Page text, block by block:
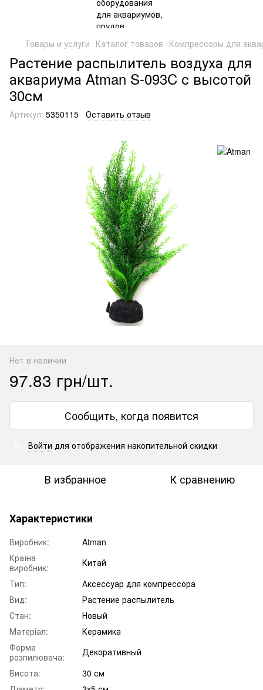
Товары и услуги Каталог товаров Компрессоры для
Растение распылитель воздуха для
аквариума Atman S-093C с высотой
30см
Артикул: 5350115 Оставить отзыв
Нет в наличии
97.83 грн/шт.
Сообщить, когда появится
Войти для отображения накопительной скидки
В избранное К сравнению
Характеристики
Виробник:
Atman
Країна
виробник:
Китай
Тип:
Аксессуар для компрессора
Вид:
Растение распылитель
Стан:
Новый
Матеріал:
Керамика
Форма
розпилювача:
Декоративный
Висота:
30 см